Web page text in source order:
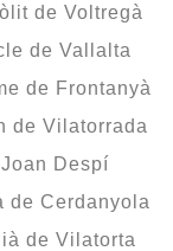
de Voltregà
de Vallalta
de Frontanyà
de Vilatorrada
Despí
Cerdanyola
de Vilatorta